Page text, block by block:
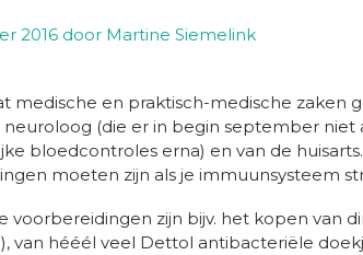
2016 door Martine Siemelink
medische en praktisch-medische zaken
neuroloog (die er in begin september
bloedcontroles erna) en van de
moeten zijn als je immuunsysteem
voorbereidingen zijn bijv. het kopen van
van hééél veel Dettol antibacteriële